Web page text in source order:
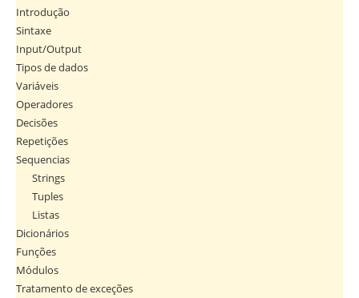
Introdução
Sintaxe
Input/Output
Tipos de dados
Variáveis
Operadores
Decisões
Repetições
Sequencias
Strings
Tuples
Listas
Dicionários
Funções
Módulos
Tratamento de exceções